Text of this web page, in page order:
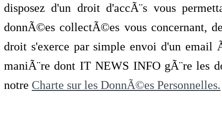
disposez d'un droit d'accÃ¨s vous
donnÃ©es collectÃ©es vous concernant,
droit s'exerce par simple envoi d'un
maniÃ¨re dont IT NEWS INFO gÃ¨re les
notre Charte sur les DonnÃ©es Personnelles.